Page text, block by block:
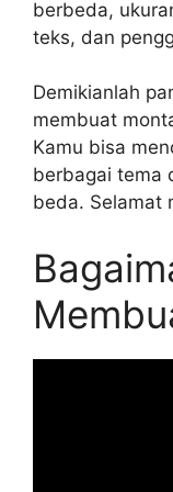
berbeda,
teks, dan
Demikianlah
membuat
Kamu bisa
berbagai tema
beda. Selamat